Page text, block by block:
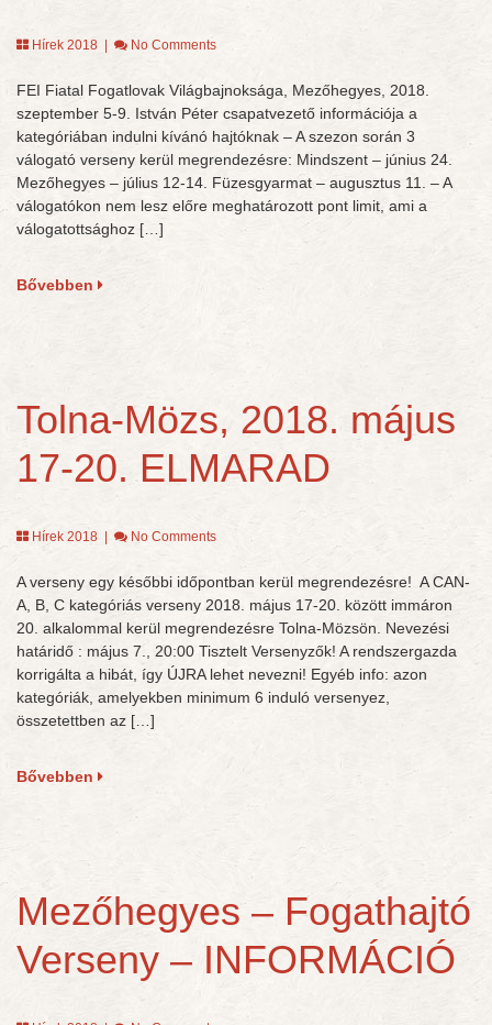
Hírek 2018 No Comments
FEI Fiatal Fogatlovak Világbajnoksága, Mezőhegyes, 2018.
szeptember 5-9. István Péter csapatvezető információja a
kategóriában indulni kívánó hajtóknak – A szezon során 3
válogató verseny kerül megrendezésre: Mindszent – június 24.
Mezőhegyes – július 12-14. Füzesgyarmat – augusztus 11. – A
válogatókon nem lesz előre meghatározott pont limit, ami a
válogatottsághoz […]
Bővebben
Tolna-Mözs, 2018. május
17-20. ELMARAD
Hírek 2018 No Comments
A verseny egy későbbi időpontban kerül megrendezésre! A CAN-
A, B, C kategóriás verseny 2018. május 17-20. között immáron
20. alkalommal kerül megrendezésre Tolna-Mözsön. Nevezési
határidő : május 7., 20:00 Tisztelt Versenyzők! A rendszergazda
korrigálta a hibát, így ÚJRA lehet nevezni! Egyéb info: azon
kategóriák, amelyekben minimum 6 induló versenyez,
összetettben az […]
Bővebben
Mezőhegyes – Fogathajtó
Verseny – INFORMÁCIÓ